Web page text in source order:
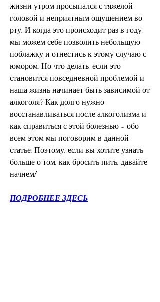
жизни утром просыпался с тяжелой
головой и неприятным ощущением во
рту. И когда это происходит раз в году,
мы можем себе позволить небольшую
поблажку и отнестись к этому случаю с
юмором. Но что делать, если это
становится повседневной проблемой и
наша жизнь начинает быть зависимой от
алкоголя? Как долго нужно
восстанавливаться после алкоголизма и
как справиться с этой болезнью - обо
всем этом мы поговорим в данной
статье. Поэтому, если вы хотите узнать
больше о том, как бросить пить, давайте
начнем!
ПОДРОБНЕЕ ЗДЕСЬ